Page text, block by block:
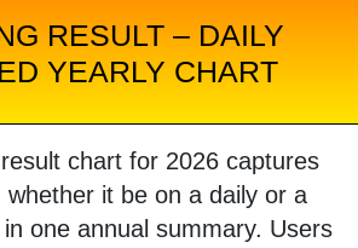
RESULT – DAILY
YEARLY CHART
chart for 2026 captures
it be on a daily or a
one annual summary. Users